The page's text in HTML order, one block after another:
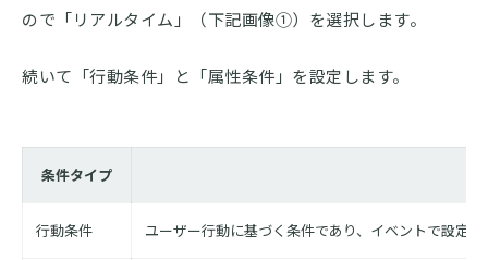
ので「リアルタイム」（下記画像①）を選択します。
続いて「行動条件」と「属性条件」を設定します。
条件タイプ
行動条件 ユーザー行動に基づく条件であり、イベントで設定し